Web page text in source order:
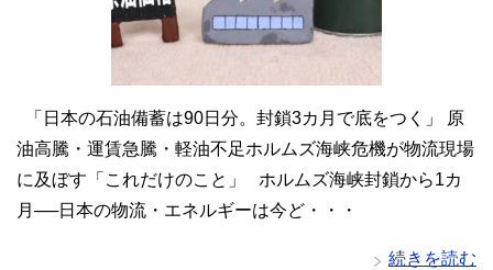
「日本の石油備蓄は90日分。封鎖3カ月で底をつく」 原
油高騰・運賃急騰・軽油不足ホルムズ海峡危機が物流現場
に及ぼす「これだけのこと」 ホルムズ海峡封鎖から1カ
月──日本の物流・エネルギーは今ど・・・
続きを読む